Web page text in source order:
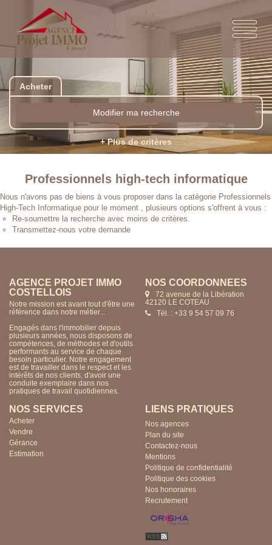
Acheter
Modifier ma recherche
+ Plus de critères
Professionnels high-tech informatique
Nous n'avons pas de biens à vous proposer dans la catégorie Professionnels
High-Tech Informatique pour le moment , plusieurs options s'offrent à vous :
Re-soumettre la recherche avec moins de critères.
Transmettez-nous votre demande
AGENCE PROJET IMMO
COSTELLOIS
Notre mission est avant tout d'être une
référence dans notre métier...
Engagés dans l'immobilier depuis
plusieurs années, nous disposons de
compétences, de méthodes et d'outils
performants au service de chaque
besoin particulier. Notre engagement
est de travailler dans le respect et les
intérêts de nos clients, d'avoir une
conduite exemplaire dans nos
pratiques de travail quotidiennes.
NOS COORDONNÉES
72 avenue de la Libération
42120 LE COTEAU
Tél. : +33 9 54 57 09 76
NOS SERVICES
Acheter
Vendre
Gérance
Estimation
LIENS PRATIQUES
Nos agences
Plan du site
Contactez-nous
Mentions
Politique de confidentialité
Politique des cookies
Nos honoraires
Recrutement